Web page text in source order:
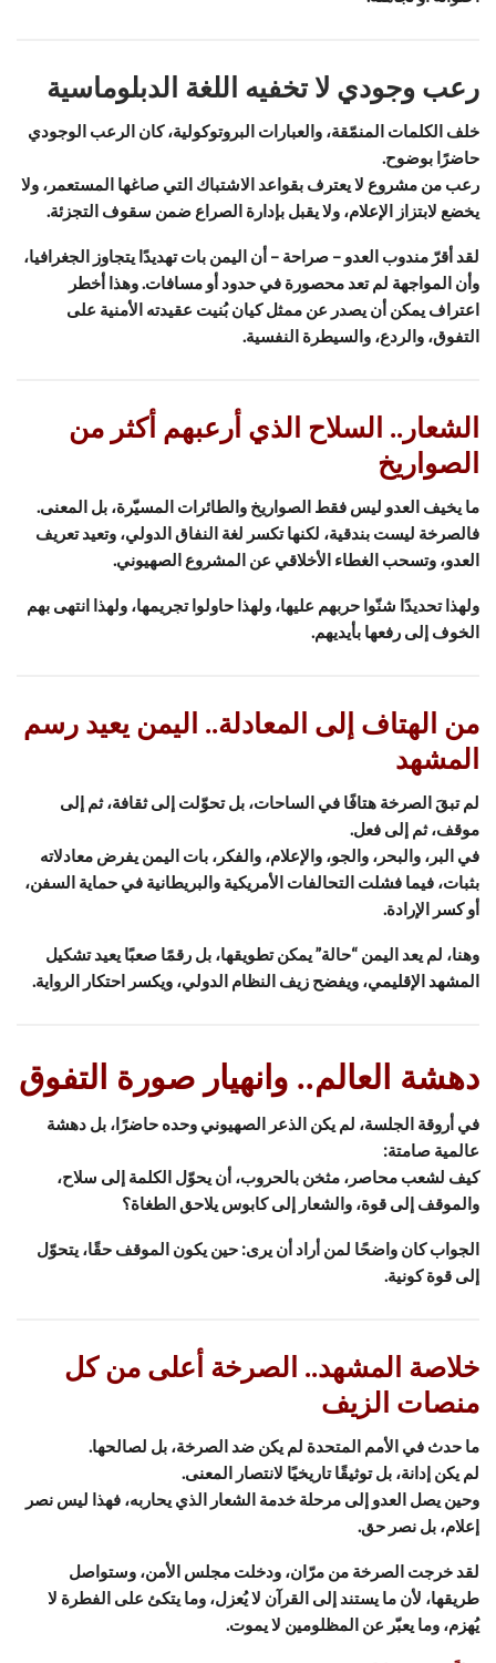
رعب وجودي لا تخفيه اللغة الدبلوماسية
خلف الكلمات المنمّقة، والعبارات البروتوكولية، كان الرعب الوجودي
حاضرًا بوضوح.
رعب من مشروع لا يعترف بقواعد الاشتباك التي صاغها المستعمر، ولا
يخضع لابتزاز الإعلام، ولا يقبل بإدارة الصراع ضمن سقوف التجزئة.
لقد أقرّ مندوب العدو – صراحة – أن اليمن بات تهديدًا يتجاوز الجغرافيا،
وأن المواجهة لم تعد محصورة في حدود أو مسافات. وهذا أخطر
اعتراف يمكن أن يصدر عن ممثل كيان بُنيت عقيدته الأمنية على
التفوق، والردع، والسيطرة النفسية.
الشعار.. السلاح الذي أرعبهم أكثر من
الصواريخ
ما يخيف العدو ليس فقط الصواريخ والطائرات المسيّرة، بل المعنى.
فالصرخة ليست بندقية، لكنها تكسر لغة النفاق الدولي، وتعيد تعريف
العدو، وتسحب الغطاء الأخلاقي عن المشروع الصهيوني.
ولهذا تحديدًا شنّوا حربهم عليها، ولهذا حاولوا تجريمها، ولهذا انتهى بهم
الخوف إلى رفعها بأيديهم.
من الهتاف إلى المعادلة.. اليمن يعيد رسم
المشهد
لم تبقَ الصرخة هتافًا في الساحات، بل تحوّلت إلى ثقافة، ثم إلى
موقف، ثم إلى فعل.
في البر، والبحر، والجو، والإعلام، والفكر، بات اليمن يفرض معادلاته
بثبات، فيما فشلت التحالفات الأمريكية والبريطانية في حماية السفن،
أو كسر الإرادة.
وهنا، لم يعد اليمن “حالة” يمكن تطويقها، بل رقمًا صعبًا يعيد تشكيل
المشهد الإقليمي، ويفضح زيف النظام الدولي، ويكسر احتكار الرواية.
دهشة العالم.. وانهيار صورة التفوق
في أروقة الجلسة، لم يكن الذعر الصهيوني وحده حاضرًا، بل دهشة
عالمية صامتة:
كيف لشعب محاصر، مثخن بالحروب، أن يحوّل الكلمة إلى سلاح،
والموقف إلى قوة، والشعار إلى كابوس يلاحق الطغاة؟
الجواب كان واضحًا لمن أراد أن يرى: حين يكون الموقف حقًا، يتحوّل
إلى قوة كونية.
خلاصة المشهد.. الصرخة أعلى من كل
منصات الزيف
ما حدث في الأمم المتحدة لم يكن ضد الصرخة، بل لصالحها.
لم يكن إدانة، بل توثيقًا تاريخيًا لانتصار المعنى.
وحين يصل العدو إلى مرحلة خدمة الشعار الذي يحاربه، فهذا ليس نصر
إعلام، بل نصر حق.
لقد خرجت الصرخة من مرّان، ودخلت مجلس الأمن، وستواصل
طريقها، لأن ما يستند إلى القرآن لا يُعزل، وما يتكئ على الفطرة لا
يُهزم، وما يعبّر عن المظلومين لا يموت.